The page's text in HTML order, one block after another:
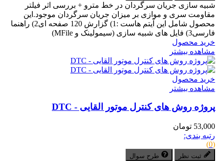
شبیه سازی جریان سرگردان در خط مترو + بررسی اثر فیلتر
مقاومت سری و موازی بر میزان جریان سرگردان موجود.این
محصول شامل این آیتم هاست :1) گزارش 120 صفحه ای2) راهنما
فارسی3) فایل های شبیه سازی (سیمولینک و MFile)
خرید محصول
مشاهده بیشتر
خرید محصول
مشاهده بیشتر
پروژه روش های کنترل موتور القایی - DTC
53,000 تومان
رتبه بندی:
(0)
ثبت نظر طرح سوال